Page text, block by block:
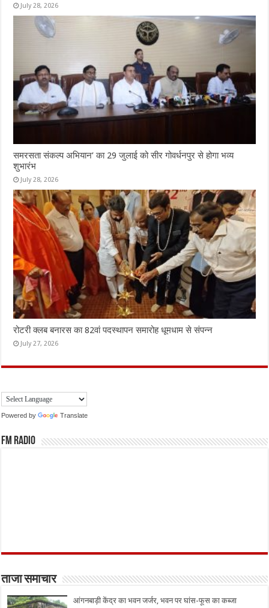
July 28, 2026
समरसता संकल्प अभियान’ का 29 जुलाई को सीर गोवर्धनपुर से होगा भव्य
शुभारंभ
July 28, 2026
रोटरी क्लब बनारस का 82वां पदस्थापन समारोह धूमधाम से संपन्न
July 27, 2026
Powered by Translate
FM Radio
ताजा समाचार
आंगनबाड़ी केंद्र का भवन जर्जर, भवन पर घांस-फूस का कब्जा